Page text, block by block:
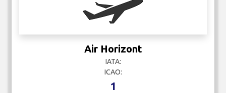
Air Horizont
IATA:
ICAO:
1